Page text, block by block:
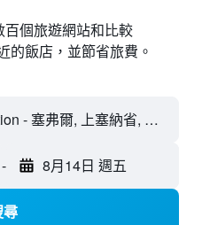
個旅遊網站和比較
的飯店，並節省旅費。
Billancourt Metro Station - 塞弗爾, 上塞納省, 法國
- 8月14日 週五
尋